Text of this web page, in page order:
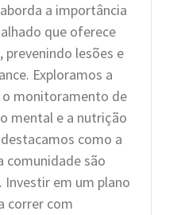
a importância
que oferece
lesões e
Exploramos a
monitoramento de
mental e a nutrição
como a
comunidade são
Investir em um plano
correr com